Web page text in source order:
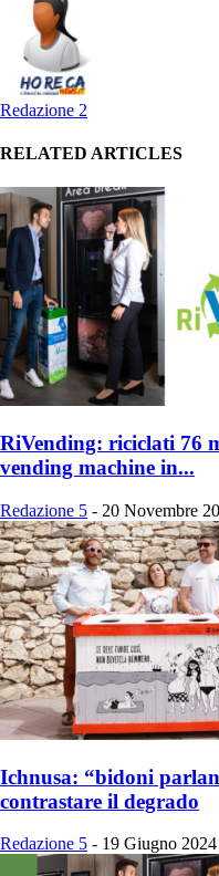
Redazione 2
RELATED ARTICLES
RiVending: riciclati 76
vending machine in...
Redazione 5 - 20 Novembre
Ichnusa: “bidoni
contrastare il degrado
Redazione 5 - 19 Giugno 2024